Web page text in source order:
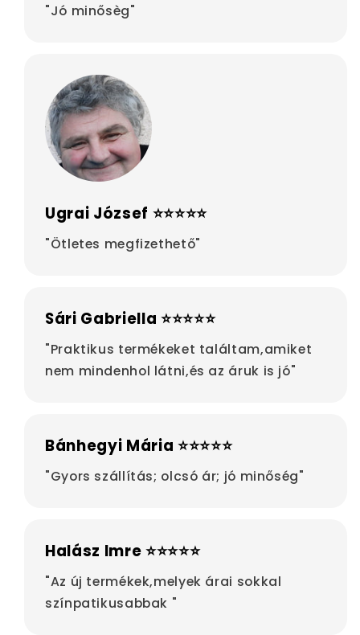
"Jó minősèg"
Ugrai József ⭐⭐⭐⭐⭐
"Ötletes megfizethető"
Sári Gabriella ⭐⭐⭐⭐⭐
"Praktikus termékeket találtam,amiket
nem mindenhol látni,és az áruk is jó"
Bánhegyi Mária ⭐⭐⭐⭐⭐
"Gyors szállítás; olcsó ár; jó minőség"
Halász Imre ⭐⭐⭐⭐⭐
"Az új termékek,melyek árai sokkal
színpatikusabbak "